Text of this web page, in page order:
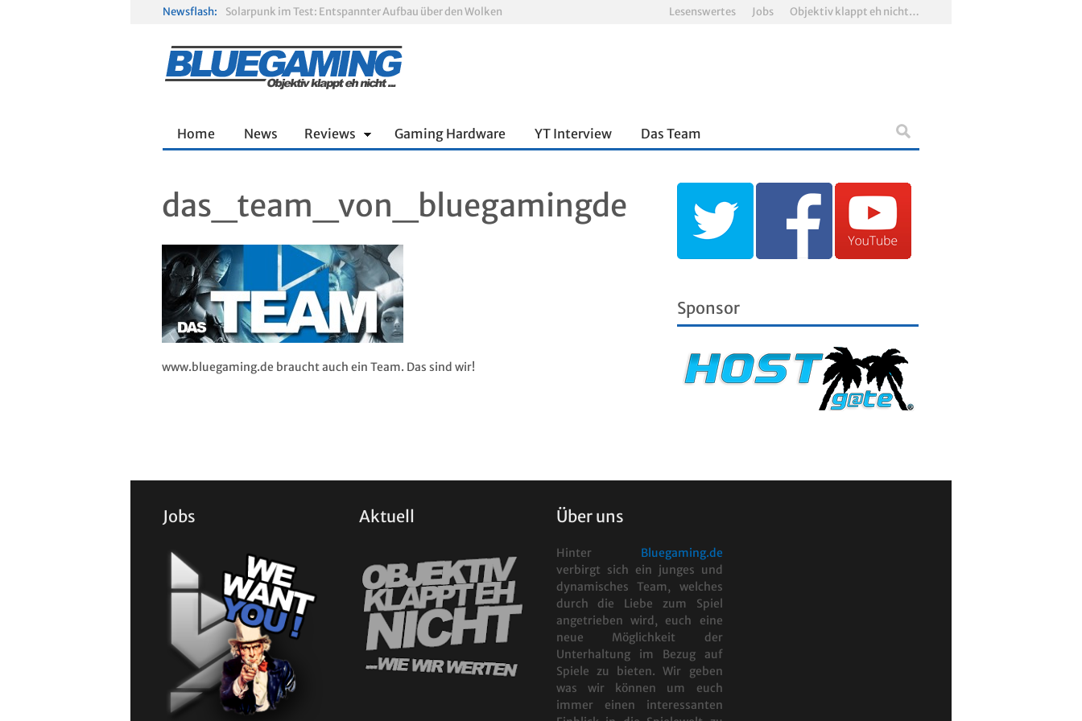
Newsflash:
Solarpunk im Test: Entspannter Aufbau über den Wolken
Gamescom 2026: Sony fehlt zum siebten Mal in Folge
R.E.P.O. im Test: Chaos, Koop und viel Spannung
Lesenswertes Jobs Objektiv klappt eh nicht…
Home News Reviews Gaming Hardware YT Interview Das Team
das_team_von_bluegamingde
www.bluegaming.de braucht auch ein Team. Das sind wir!
Sponsor
Jobs Aktuell Über uns
Hinter Bluegaming.de
verbirgt sich ein junges und
dynamisches Team, welches
durch die Liebe zum Spiel
angetrieben wird, euch eine
neue Möglichkeit der
Unterhaltung im Bezug auf
Spiele zu bieten. Wir geben
was wir können um euch
immer einen interessanten